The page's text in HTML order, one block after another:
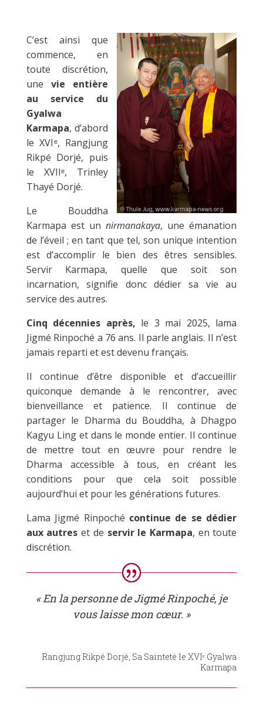
C’est ainsi que
commence, en
toute discrétion,
une vie entière
au service du
Gyalwa
Karmapa, d’abord
le XVIᵉ, Rangjung
Rikpé Dorjé, puis
le XVIIᵉ, Trinley
Thayé Dorjé.
Le Bouddha
Karmapa est unnirmanakaya, une émanation
de l’éveil ; en tant que tel, son unique intention
est d’accomplir le bien des êtres sensibles.
Servir Karmapa, quelle que soit son
incarnation, signifie donc dédier sa vie au
service des autres.
Cinq décennies après, le 3 mai 2025, lama
Jigmé Rinpoché a 76 ans. Il parle anglais. Il n’est
jamais reparti et est devenu français.
Il continue d’être disponible et d’accueillir
quiconque demande à le rencontrer, avec
bienveillance et patience. Il continue de
partager le Dharma du Bouddha, à Dhagpo
Kagyu Ling et dans le monde entier. Il continue
de mettre tout en œuvre pour rendre le
Dharma accessible à tous, en créant les
conditions pour que cela soit possible
aujourd’hui et pour les générations futures.
Lama Jigmé Rinpoché continue de se dédier
aux autres et de servir le Karmapa, en toute
discrétion.
« En la personne de Jigmé Rinpoché, je
vous laisse mon cœur. »
Rangjung Rikpé Dorjé, Sa Sainteté le XVIᵉ Gyalwa
Karmapa